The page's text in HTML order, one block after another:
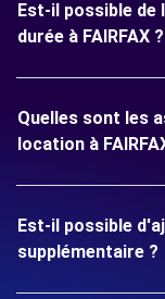
Est-il possible de
durée à FAIRFAX ?
Quelles sont les
location à
Est-il possible
supplémentaire ?